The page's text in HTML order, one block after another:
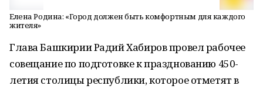
Елена Родина: «Город должен быть комфортным для каждого
жителя»
Глава Башкирии Радий Хабиров провел рабочее
совещание по подготовке к празднованию 450-
летия столицы республики, которое отметят в